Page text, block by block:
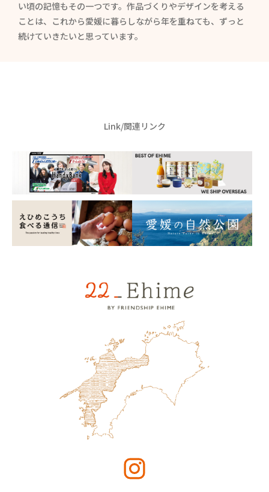
い頃の記憶もその一つです。作品づくりやデザインを考える
ことは、これから愛媛に暮らしながら年を重ねても、ずっと
続けていきたいと思っています。
Link/関連リンク